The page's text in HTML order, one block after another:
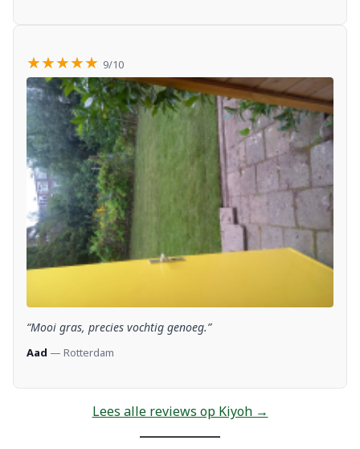
★★★★★ 9/10
“Mooi gras, precies vochtig genoeg.”
Aad — Rotterdam
Lees alle reviews op Kiyoh →